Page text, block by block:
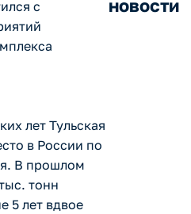
с
лет Тульская
в России по
В прошлом
тонн
5 лет вдвое
новости